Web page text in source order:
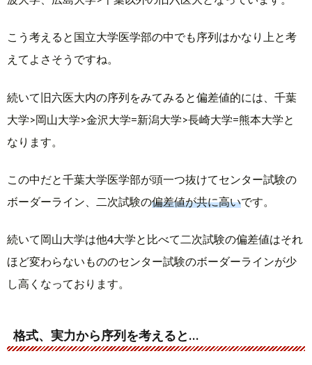
こう考えると国立大学医学部の中でも序列はかなり上と考
えてよさそうですね。
続いて旧六医大内の序列をみてみると偏差値的には、千葉
大学>岡山大学>金沢大学=新潟大学>長崎大学=熊本大学と
なります。
この中だと千葉大学医学部が頭一つ抜けてセンター試験の
ボーダーライン、二次試験の偏差値が共に高いです。
続いて岡山大学は他4大学と比べて二次試験の偏差値はそれ
ほど変わらないもののセンター試験のボーダーラインが少
し高くなっております。
格式、実力から序列を考えると…